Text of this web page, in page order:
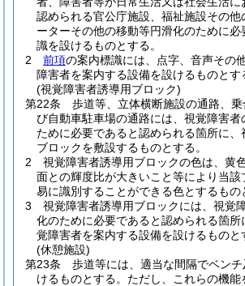
認められる官公庁施設、福祉施設その他
ーターその他の移動等円滑化のために
識を設けるものとする。
2
前項の案内標識には、点字、音声その
障害者を案内する設備を設けるものとす
(視覚障害者誘導用ブロック)
第22条
歩道等、立体横断施設の通路、
び自動車駐車場の通路には、視覚障害者
ために必要であると認められる箇所に、
ブロックを敷設するものとする。
2
視覚障害者誘導用ブロックの色は、黄
面との輝度比が大きいこと等により当該
易に識別することができる色とするもの
3
視覚障害者誘導用ブロックには、視覚
化のために必要であると認められる箇所
覚障害者を案内する設備を設けるものと
(休憩施設)
第23条
歩道等には、適当な間隔でベン
けるものとする。 ただし、これらの機